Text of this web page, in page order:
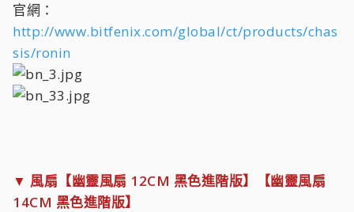
官網：
http://www.bitfenix.com/global/ct/products/chas
sis/ronin
▼ 風扇【幽靈風扇 12CM 黑色進階版】【幽靈風扇
14CM 黑色進階版】